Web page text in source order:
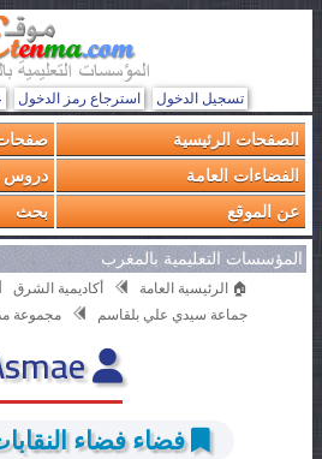
تسجيل الدخول استرجاع رمز الدخول
الصفحات الرئيسية
الفضاءات العامة
دروس
عن الموقع
بحث
المؤسسات التعليمية بالمغرب
🏠 الرئيسية العامة أكاديمية الشرق
جماعة سيدي علي بلقاسم
مجموعة
Asmae
فضاء فضاء